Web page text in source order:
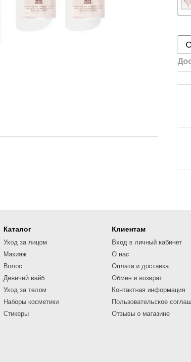
Каталог
Уход за лицом
Макияж
Волос
Девичий вайб
Уход за телом
Наборы косметики
Стикеры
Клиентам
Вход в личный кабинет
О нас
Оплата и доставка
Обмен и возврат
Контактная информация
Пользовательское
Отзывы о магазине